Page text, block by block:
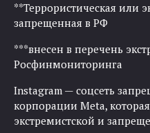
**Террористическая или
запрещенная в РФ
***внесен в перечень
Росфинмониторинга
Instagram — соцсеть
корпорации Meta,
экстремистской и